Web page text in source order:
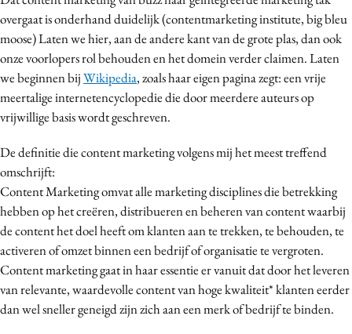
overgaat is onderhand duidelijk (contentmarketing institute, big bleu
moose) Laten we hier, aan de andere kant van de grote plas, dan ook
onze voorlopers rol behouden en het domein verder claimen. Laten
we beginnen bijWikipedia, zoals haar eigen pagina zegt: een vrije
meertalige internetencyclopedie die door meerdere auteurs op
vrijwillige basis wordt geschreven.
De definitie die content marketing volgens mij het meest treffend
omschrijft:
Content Marketing omvat alle marketing disciplines die betrekking
hebben op het creëren, distribueren en beheren van content waarbij
de content het doel heeft om klanten aan te trekken, te behouden, te
activeren of omzet binnen een bedrijf of organisatie te vergroten.
Content marketing gaat in haar essentie er vanuit dat door het leveren
van relevante, waardevolle content van hoge kwaliteit* klanten eerder
dan wel sneller geneigd zijn zich aan een merk of bedrijf te binden.